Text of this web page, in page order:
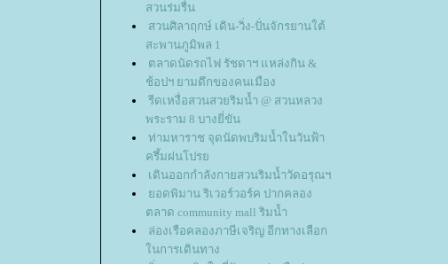
สวนร่มรื่น
สวนศิลาฤกษ์ เดิน-วิ่ง-ปั่นจักรยานใต้
สะพานภูมิพล 1
ตลาดนัดรถไฟ รัชดาฯ แหล่งกิน &
ช้อปฯ ยามดึกของคนเมือง
รีดเหงื่อสวนสวยริมน้ำ @ สวนหลวง
พระราม 8 บางยี่ขัน
ท่ามหาราช จุดนัดพบริมน้ำในวันฟ้า
ครึ้มฝนโปร
เดินออกกำลังกายสวนริมน้ำวัดอรุณฯ
อดพิมาน ริเวอร์วอร์ค ปากคลอง
ตลาด community mall ริมน้ำ
ล่องเรือคลองภาษีเจริญ อีกทางเลือก
นการเดินทาง